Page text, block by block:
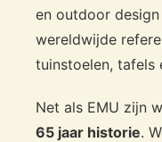
lijnen, logische
combineren. In Saint
en de manier waarop elk
poef is daarbij een
relaxwaarde en werkt
verplaatst op het terras.
en outdoor
wereldwijde
tuinstoelen, tafels
Net als EMU zijn
65 jaar historie.